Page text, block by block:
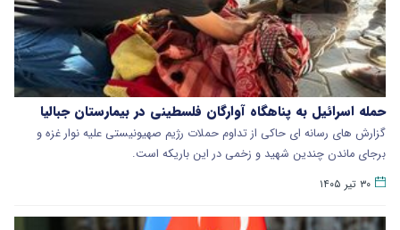
حمله اسرائیل به پناهگاه آوارگان فلسطینی در بیمارستان جبالیا
​گزارش های رسانه ای حاکی از تداوم حملات رژیم صهیونیستی علیه نوار غزه و
برجای ماندن چندین شهید و زخمی در این باریکه است.
۳۰ تیر ۱۴۰۵